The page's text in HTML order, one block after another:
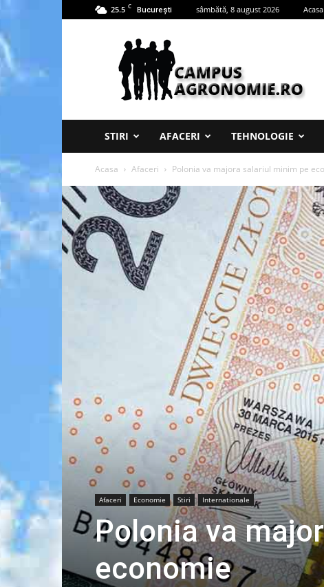
25.5 C București sâmbătă, 8 august 2026 Acasa
Campus
Agronomie
STIRI AFACERI TEHNOLOGIE
Acasa Afaceri Polonia va majora salariul minim pe
Afaceri Economie Stiri Internationale
Polonia va
economie